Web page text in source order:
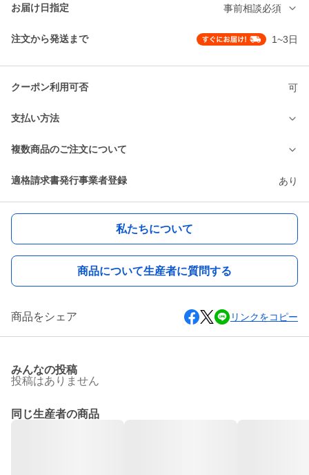
お届け日指定 事前相談必須
注文から発送まで 1~3日
クーポン利用可否 可
支払い方法
複数商品のご注文について
適格請求書発行事業者登録 あり
私たちについて
商品について生産者に質問する
商品をシェア リンクをコピー
みんなの投稿
投稿はありません
同じ生産者の商品